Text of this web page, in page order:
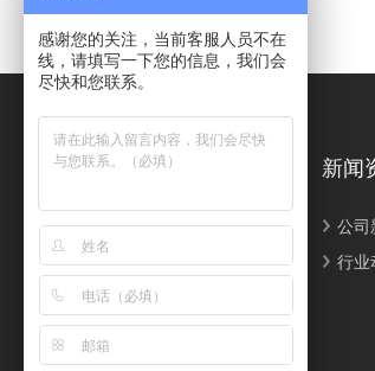
关于我们
公司简介
联系我们
客户案例
新闻
公司
行业
感谢您的关注，当前客服人员不在
线，请填写一下您的信息，我们会
尽快和您联系。